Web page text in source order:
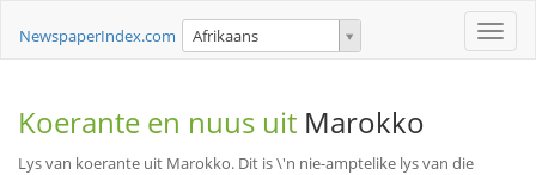
Toggle
NewspaperIndex.com Afrikaans
Koerante en nuus uit Marokko
Lys van koerante uit Marokko. Dit is \'n nie-amptelike lys van die